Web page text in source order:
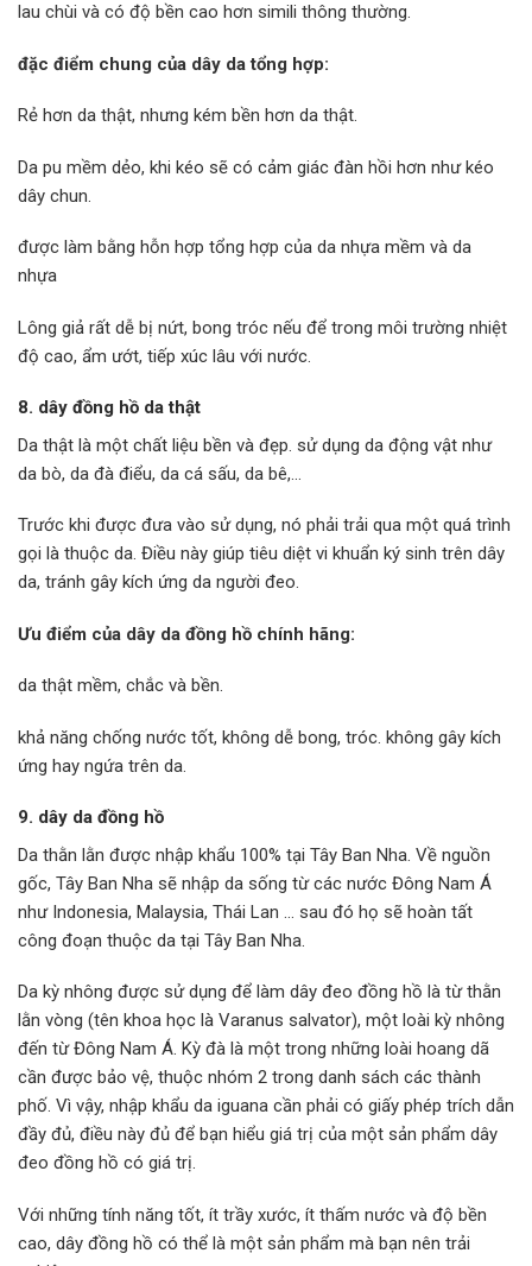
lau chùi và có độ bền cao hơn simili thông thường.
đặc điểm chung của dây da tổng hợp:
Rẻ hơn da thật, nhưng kém bền hơn da thật.
Da pu mềm dẻo, khi kéo sẽ có cảm giác đàn hồi hơn như kéo
dây chun.
được làm bằng hỗn hợp tổng hợp của da nhựa mềm và da
nhựa
Lông giả rất dễ bị nứt, bong tróc nếu để trong môi trường nhiệt
độ cao, ẩm ướt, tiếp xúc lâu với nước.
8. dây đồng hồ da thật
Da thật là một chất liệu bền và đẹp. sử dụng da động vật như
da bò, da đà điểu, da cá sấu, da bê,…
Trước khi được đưa vào sử dụng, nó phải trải qua một quá trình
gọi là thuộc da. Điều này giúp tiêu diệt vi khuẩn ký sinh trên dây
da, tránh gây kích ứng da người đeo.
Ưu điểm của dây da đồng hồ chính hãng:
da thật mềm, chắc và bền.
khả năng chống nước tốt, không dễ bong, tróc. không gây kích
ứng hay ngứa trên da.
9. dây da đồng hồ
Da thằn lằn được nhập khẩu 100% tại Tây Ban Nha. Về nguồn
gốc, Tây Ban Nha sẽ nhập da sống từ các nước Đông Nam Á
như Indonesia, Malaysia, Thái Lan … sau đó họ sẽ hoàn tất
công đoạn thuộc da tại Tây Ban Nha.
Da kỳ nhông được sử dụng để làm dây đeo đồng hồ là từ thằn
lằn vòng (tên khoa học là Varanus salvator), một loài kỳ nhông
đến từ Đông Nam Á. Kỳ đà là một trong những loài hoang dã
cần được bảo vệ, thuộc nhóm 2 trong danh sách các thành
phố. Vì vậy, nhập khẩu da iguana cần phải có giấy phép trích dẫn
đầy đủ, điều này đủ để bạn hiểu giá trị của một sản phẩm dây
đeo đồng hồ có giá trị.
Với những tính năng tốt, ít trầy xước, ít thấm nước và độ bền
cao, dây đồng hồ có thể là một sản phẩm mà bạn nên trải